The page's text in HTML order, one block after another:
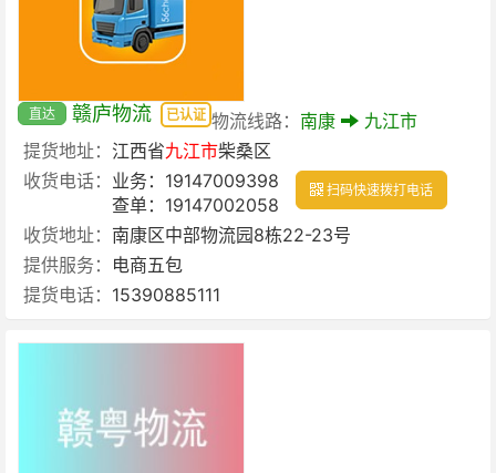
直达 赣庐物流 已认证 物流线路： 南康
九江市
提货地址： 江西省九江市柴桑区
收货电话： 业务：19147009398
查单：19147002058
扫码快速拨打电话
收货地址： 南康区中部物流园8栋22-23号
提供服务： 电商五包
提货电话： 15390885111